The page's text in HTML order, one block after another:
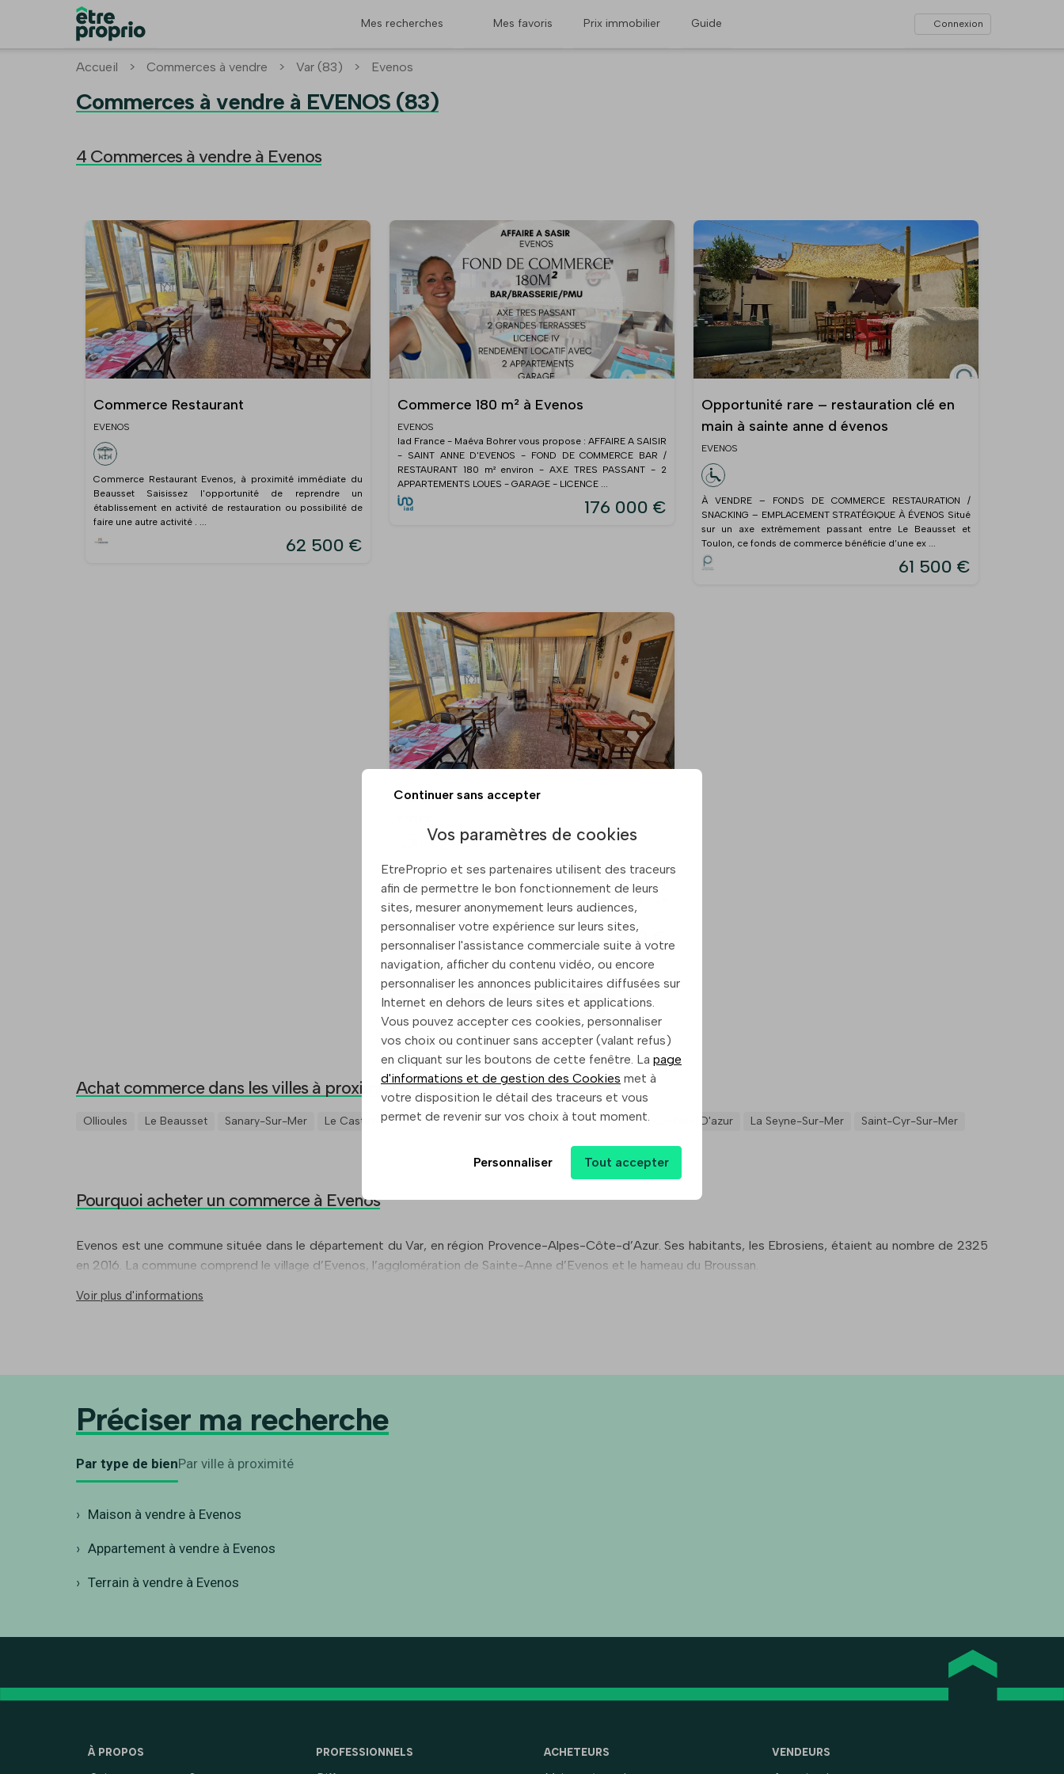
Mes recherches Mes favoris Prix immobilier Guide Connexion
Accueil > Commerces à vendre > Var (83) > Evenos
Commerces à vendre à EVENOS (83)
4 Commerces à vendre à Evenos
Commerce Restaurant
EVENOS
Commerce Restaurant Evenos, à proximité immédiate du
Beausset Saisissez l'opportunité de reprendre un
établissement en activité de restauration ou possibilité de
faire une autre activité . ...
62 500 €
Commerce 180 m² à Evenos
EVENOS
Iad France - Maéva Bohrer vous propose : AFFAIRE A SAISIR
- SAINT ANNE D'EVENOS - FOND DE COMMERCE BAR /
RESTAURANT 180 m² environ - AXE TRES PASSANT - 2
APPARTEMENTS LOUES - GARAGE - LICENCE ...
176 000 €
Opportunité rare – restauration clé en
main à sainte anne d évenos
EVENOS
À VENDRE – FONDS DE COMMERCE RESTAURATION /
SNACKING – EMPLACEMENT STRATÉGIQUE À ÉVENOS Situé
sur un axe extrêmement passant entre Le Beausset et
Toulon, ce fonds de commerce bénéficie d’une ex ...
61 500 €
Fond de commerce
Evenos, à proximité immédiate du Beausset Saisissez
l'opportunité de reprendre un établissement en activité de
local bénéficie ...
62 500 €
Preciser ma recherche
Achat commerce dans les villes à proximité
Ollioules Le Beausset Sanary-Sur-Mer Le Castellet Six-Fours-Les-Plages Bandol Toulon La Cadiere-D'azur La Seyne-Sur-Mer Saint-Cyr-Sur-Mer
Pourquoi acheter un commerce à Evenos
Evenos est une commune située dans le département du Var, en région Provence-Alpes-Côte-d’Azur. Ses habitants, les Ebrosiens, étaient au nombre de 2325
en 2016. La commune comprend le village d’Evenos, l’agglomération de Sainte-Anne d’Evenos et le hameau du Broussan.
Voir plus d'informations
Préciser ma recherche
Par type de bienPar ville à proximité
Maison à vendre à Evenos
Appartement à vendre à Evenos
Terrain à vendre à Evenos
À PROPOS PROFESSIONNELS ACHETEURS VENDEURS
Continuer sans accepter
Vos paramètres de cookies
EtreProprio et ses partenaires utilisent des traceurs
afin de permettre le bon fonctionnement de leurs
sites, mesurer anonymement leurs audiences,
personnaliser votre expérience sur leurs sites,
personnaliser l'assistance commerciale suite à votre
navigation, afficher du contenu vidéo, ou encore
personnaliser les annonces publicitaires diffusées sur
Internet en dehors de leurs sites et applications.
Vous pouvez accepter ces cookies, personnaliser
vos choix ou continuer sans accepter (valant refus)
en cliquant sur les boutons de cette fenêtre. La page
d'informations et de gestion des Cookies met à
votre disposition le détail des traceurs et vous
permet de revenir sur vos choix à tout moment.
Personnaliser Tout accepter